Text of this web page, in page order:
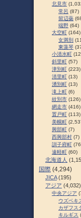
北見市
常呂 (87)
留辺蘂
端野 (64)
大空町 (164)
女満別
東藻琴
小清水町
斜里町 (57)
津別町 (223)
清里町 (13)
湧別町 (13)
滝上町 (6)
紋別市 (126)
網走市 (416)
置戸町 (113)
美幌町
興部町 (7)
西興部村 (7)
訓子府町
遠軽町 (60)
北海道人
国際 (4,294)
JICA(195)
アジア (4,032)
中央アジア
ウズベキ
カザフス
キルギス